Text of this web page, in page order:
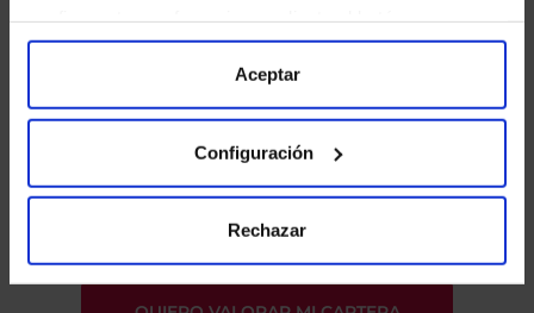
“Configuración”. Consulta nuestraPolítica
para más información.
Aceptar
Configuración
Rechazar
la política de privacidad
y consiento el
tratamiento de mis datos personales.